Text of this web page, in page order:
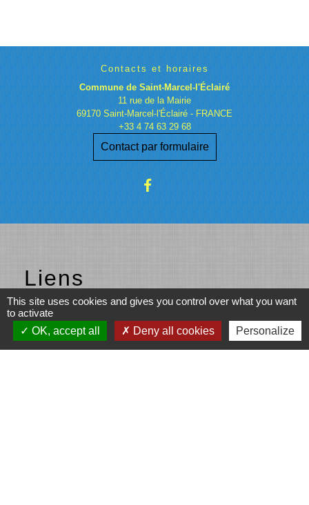
Contacts et horaires
Commune de Saint-Marcel-l'Éclairé
11 rue de la Mairie
69170 Saint-Marcel-l'Éclairé - FRANCE
+33 4 74 63 29 68
Contact par formulaire
Liens
Beaujolais vert
This site uses cookies and gives you control over what you want
to activate
OK, accept all
Deny all cookies Personalize